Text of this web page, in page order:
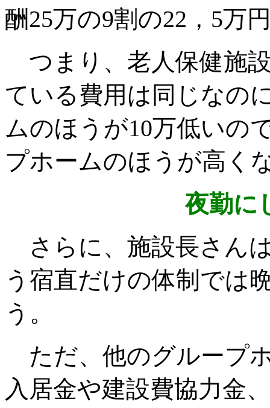
酬25万の9割の22，5万
つまり、老人保健施
ている費用は同じなの
ムのほうが10万低いの
プホームのほうが高く
夜勤
さらに、施設長さん
う宿直だけの体制では
う。
ただ、他のグループ
入居金や建設費協力金